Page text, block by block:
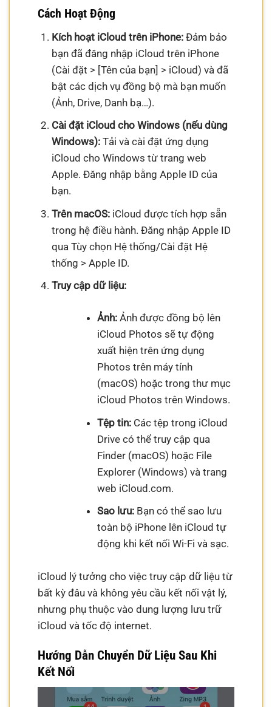
Cách Hoạt Động
Kích hoạt iCloud trên iPhone:Đảm bảo
bạn đã đăng nhập iCloud trên iPhone
(Cài đặt > [Tên của bạn] > iCloud) và đã
bật các dịch vụ đồng bộ mà bạn muốn
(Ảnh, Drive, Danh bạ…).
Cài đặt iCloud cho Windows (nếu dùng
Windows):Tải và cài đặt ứng dụng
iCloud cho Windows từ trang web
Apple. Đăng nhập bằng Apple ID của
bạn.
Trên macOS:iCloud được tích hợp sẵn
trong hệ điều hành. Đăng nhập Apple ID
qua Tùy chọn Hệ thống/Cài đặt Hệ
thống > Apple ID.
Truy cập dữ liệu:
Ảnh:Ảnh được đồng bộ lên
iCloud Photos sẽ tự động
xuất hiện trên ứng dụng
Photos trên máy tính
(macOS) hoặc trong thư mục
iCloud Photos trên Windows.
Tệp tin:Các tệp trong iCloud
Drive có thể truy cập qua
Finder (macOS) hoặc File
Explorer (Windows) và trang
web iCloud.com.
Sao lưu:Bạn có thể sao lưu
toàn bộ iPhone lên iCloud tự
động khi kết nối Wi-Fi và sạc.
iCloud lý tưởng cho việc truy cập dữ liệu từ
bất kỳ đâu và không yêu cầu kết nối vật lý,
nhưng phụ thuộc vào dung lượng lưu trữ
iCloud và tốc độ internet.
Hướng Dẫn Chuyển Dữ Liệu Sau Khi
Kết Nối